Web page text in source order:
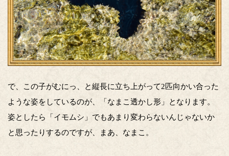
で、この子がむにっ、と縦長に立ち上がって2匹向かい合った
ような姿をしているのが、「なまこ透かし形」となります。
姿としたら「イモムシ」でもあまり変わらないんじゃないか
と思ったりするのですが、まあ、なまこ。